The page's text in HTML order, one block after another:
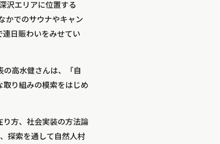
沢エリアに位置する
かでのサウナやキャン
日賑わいをみせてい
高水健さんは、「自
り組みの模索をはじめ
り方、社会実装の方法論
探索を通して自然人村